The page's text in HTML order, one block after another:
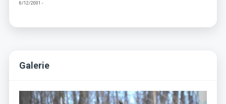
6/12/2001 -
Galerie
Previous Next